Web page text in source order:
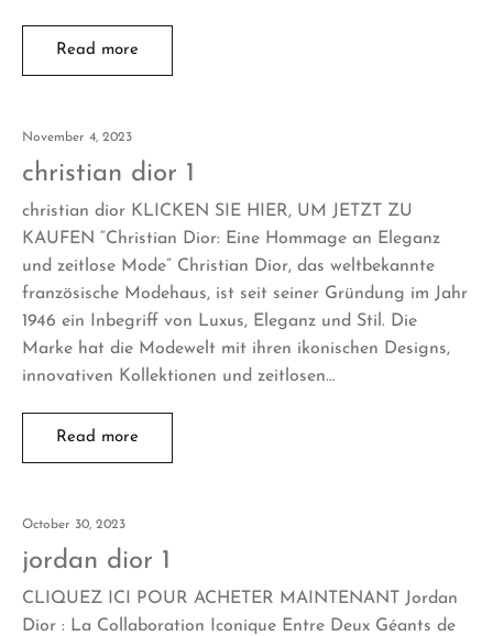
Read more
November 4, 2023
christian dior 1
christian dior KLICKEN SIE HIER, UM JETZT ZU
KAUFEN “Christian Dior: Eine Hommage an Eleganz
und zeitlose Mode” Christian Dior, das weltbekannte
französische Modehaus, ist seit seiner Gründung im Jahr
1946 ein Inbegriff von Luxus, Eleganz und Stil. Die
Marke hat die Modewelt mit ihren ikonischen Designs,
innovativen Kollektionen und zeitlosen…
Read more
October 30, 2023
jordan dior 1
CLIQUEZ ICI POUR ACHETER MAINTENANT Jordan
Dior : La Collaboration Iconique Entre Deux Géants de